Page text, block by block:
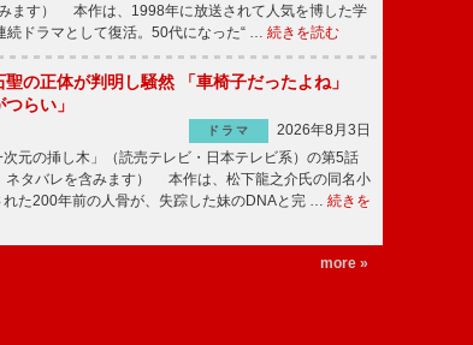
ます） 本作は、1998年に放送されて人気を博した学
ドラマとして復活。50代になった“ … 続きを読む
聖の正体が判明し騒然 「車椅子だったよね」
らい」
ドラマ
2026年8月3日
元の挿し木」（読売テレビ・日本テレビ系）の第5話
ネタバレを含みます） 本作は、松下龍之介氏の同名小
た200年前の人骨が、失踪した妹のDNAと完 … 続きを
more »